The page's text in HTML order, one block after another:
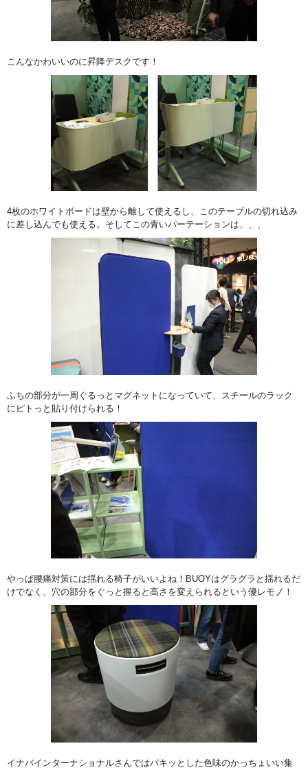
こんなかわいいのに昇降デスクです！
4枚のホワイトボードは壁から離して使えるし、このテーブルの切れ込み
に差し込んでも使える。そしてこの青いパーテーションは、、、
ふちの部分が一周ぐるっとマグネットになっていて、スチールのラック
にピトっと貼り付けられる！
やっぱ腰痛対策には揺れる椅子がいいよね！BUOYはグラグラと揺れるだ
けでなく、穴の部分をぐっと握ると高さを変えられるという優レモノ！
イナバインターナショナルさんではパキッとした色味のかっちょいい集